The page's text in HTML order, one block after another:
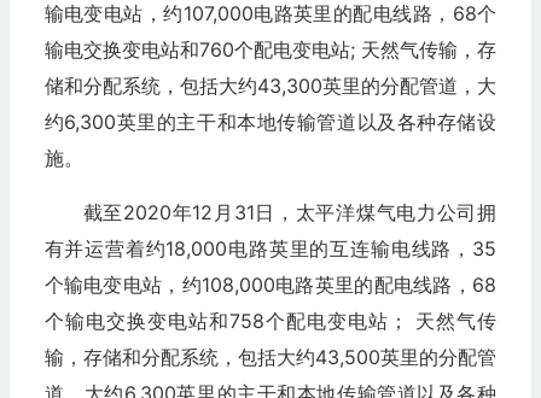
输电变电站，约107,000电路英里的配电线路，68个
输电交换变电站和760个配电变电站; 天然气传输，存
储和分配系统，包括大约43,300英里的分配管道，大
约6,300英里的主干和本地传输管道以及各种存储设
施。
截至2020年12月31日，太平洋煤气电力公司拥
有并运营着约18,000电路英里的互连输电线路，35
个输电变电站，约108,000电路英里的配电线路，68
个输电交换变电站和758个配电变电站； 天然气传
输，存储和分配系统，包括大约43,500英里的分配管